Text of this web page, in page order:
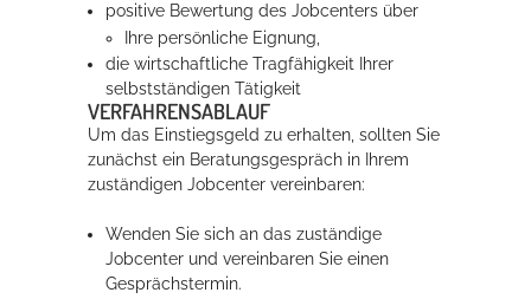
positive Bewertung des Jobcenters über
Ihre persönliche Eignung,
die wirtschaftliche Tragfähigkeit Ihrer
selbstständigen Tätigkeit
VERFAHRENSABLAUF
Um das Einstiegsgeld zu erhalten, sollten Sie
zunächst ein Beratungsgespräch in Ihrem
zuständigen Jobcenter vereinbaren:
Wenden Sie sich an das zuständige
Jobcenter und vereinbaren Sie einen
Gesprächstermin.